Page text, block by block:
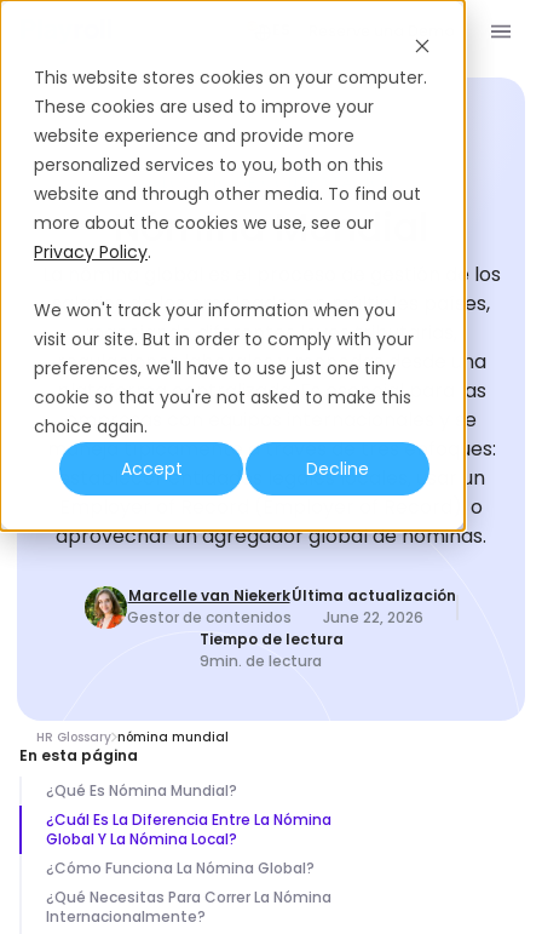
This website stores cookies on your computer.
These cookies are used to improve your
website experience and provide more
personalized services to you, both on this
website and through other media. To find out
more about the cookies we use, see our
Privacy Policy.
We won't track your information when you
visit our site. But in order to comply with your
preferences, we'll have to use just one tiny
cookie so that you're not asked to make this
choice again.
Accept
Decline
GLOSARIO DE CONTRATACIÓN
Nómina Mundial
La nómina global es el proceso de gestión de los
salarios de los empleados en múltiples países,
manejando diferentes leyes tributarias,
regulaciones laborales y monedas desde una
plataforma centralizada. Es esencial para las
empresas con equipos internacionales y se
maneja típicamente a través de tres enfoques:
establecer entidades legales locales, usar un
Employer of Record (Employer of Record), o
aprovechar un agregador global de nóminas.
Marcelle van Niekerk
Gestor de contenidos
Última actualización
June 22, 2026
Tiempo de lectura
9min. de lectura
HR Glossary nómina mundial
En esta página
¿Qué Es Nómina Mundial?
¿Cuál Es La Diferencia Entre La Nómina
Global Y La Nómina Local?
¿Cómo Funciona La Nómina Global?
¿Qué Necesitas Para Correr La Nómina
Internacionalmente?